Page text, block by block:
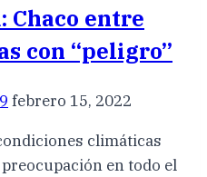
Chaco entre
con “peligro”
febrero 15, 2022
climáticas
en todo el